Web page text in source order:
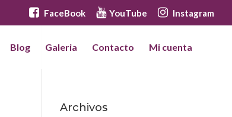
FaceBook YouTube Instagram
Blog Galeria Contacto Mi cuenta
Archivos